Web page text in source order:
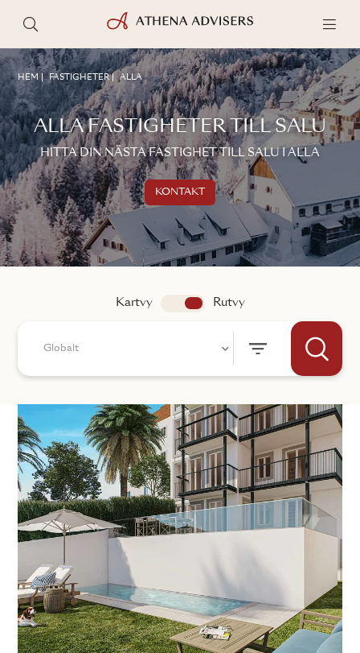
HEM FASTIGHETER ALLA
ALLA FASTIGHETER TILL SALU
HITTA DIN NÄSTA FASTIGHET TILL SALU I ALLA
KONTAKT
Kontakta oss
+44
SKICKA
Kartvy app.search.view
Rutvy
Globalt